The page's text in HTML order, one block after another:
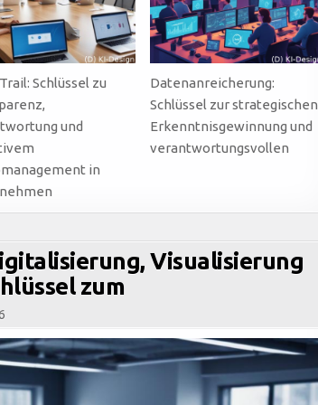
Schlüssel zu
und
in
Datenanreicherung:
Schlüssel zur strategischen
Erkenntnisgewinnung und
verantwortungsvollen
Visualisierung
zum